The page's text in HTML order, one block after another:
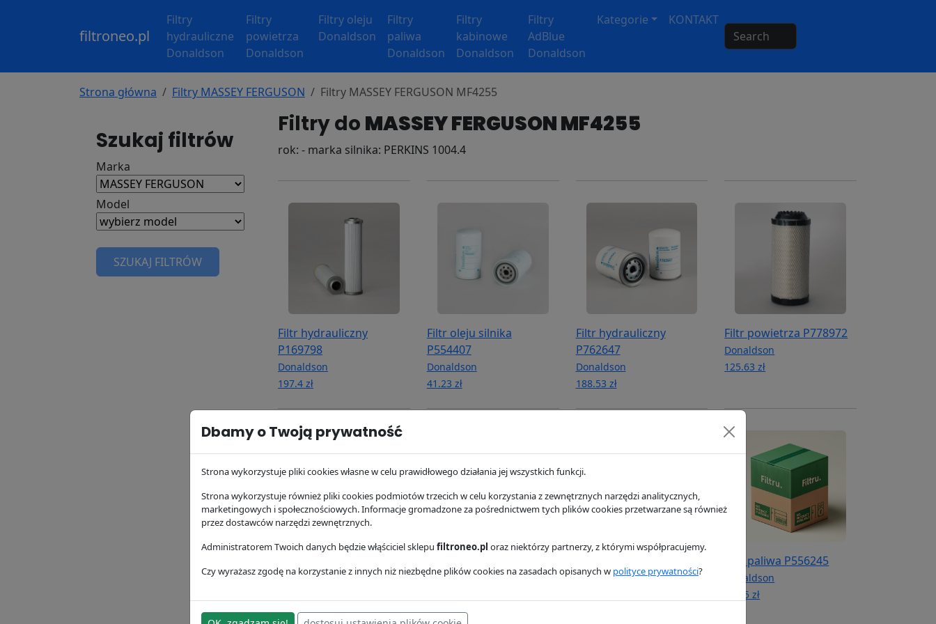
filtroneo.pl
Filtry
hydrauliczne
Donaldson
Filtry
powietrza
Donaldson
Filtry oleju
Donaldson
Filtry
paliwa
Donaldson
Filtry
kabinowe
Donaldson
Filtry
AdBlue
Donaldson
Kategorie
KONTAKT
Strona główna Filtry MASSEY FERGUSON Filtry MASSEY FERGUSON MF4255
Szukaj filtrów
Marka
Model
SZUKAJ FILTRÓW
Filtry do MASSEY FERGUSON MF4255
rok: - marka silnika: PERKINS 1004.4
Filtr hydrauliczny
P169798
Donaldson
197.4 zł
Filtr oleju silnika
P554407
Donaldson
41.23 zł
Filtr hydrauliczny
P762647
Donaldson
188.53 zł
Filtr powietrza P778972
Donaldson
125.63 zł
Donaldson
Donaldson
Donaldson
Filtr paliwa P556245
Donaldson
16.65 zł
Dbamy o Twoją prywatność
Strona wykorzystuje pliki cookies własne w celu prawidłowego działania jej wszystkich funkcji.
Strona wykorzystuje również pliki cookies podmiotów trzecich w celu korzystania z zewnętrznych narzędzi analitycznych,
marketingowych i społecznościowych. Informacje gromadzone za pośrednictwem tych plików cookies przetwarzane są również
przez dostawców narzędzi zewnętrznych.
Administratorem Twoich danych będzie włąściciel sklepu filtroneo.pl oraz niektórzy partnerzy, z którymi współpracujemy.
Czy wyrażasz zgodę na korzystanie z innych niż niezbędne plików cookies na zasadach opisanych w polityce prywatności?